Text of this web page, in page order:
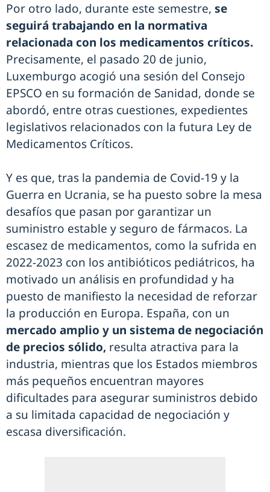
Por otro lado, durante este semestre, se
seguirá trabajando en la normativa
relacionada con los medicamentos críticos.
Precisamente, el pasado 20 de junio,
Luxemburgo acogió una sesión del Consejo
EPSCO en su formación de Sanidad, donde se
abordó, entre otras cuestiones, expedientes
legislativos relacionados con la futura Ley de
Medicamentos Críticos.
Y es que, tras la pandemia de Covid-19 y la
Guerra en Ucrania, se ha puesto sobre la mesa
desafíos que pasan por garantizar un
suministro estable y seguro de fármacos. La
escasez de medicamentos, como la sufrida en
2022-2023 con los antibióticos pediátricos, ha
motivado un análisis en profundidad y ha
puesto de manifiesto la necesidad de reforzar
la producción en Europa. España, con un
mercado amplio y un sistema de negociación
de precios sólido, resulta atractiva para la
industria, mientras que los Estados miembros
más pequeños encuentran mayores
dificultades para asegurar suministros debido
a su limitada capacidad de negociación y
escasa diversificación.